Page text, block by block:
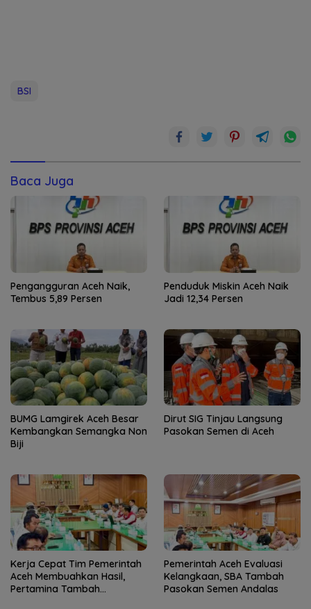
BSI
Baca Juga
Pengangguran Aceh Naik,
Tembus 5,89 Persen
Penduduk Miskin Aceh Naik
Jadi 12,34 Persen
BUMG Lamgirek Aceh Besar
Kembangkan Semangka Non
Biji
Dirut SIG Tinjau Langsung
Pasokan Semen di Aceh
Kerja Cepat Tim Pemerintah
Aceh Membuahkan Hasil,
Pertamina Tambah
Pemerintah Aceh Evaluasi
Kelangkaan, SBA Tambah
Pasokan Semen Andalas